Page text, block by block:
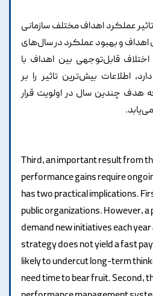
عملکرد اهداف مختلف سازمانی
اهداف و بهبود عملکرد در سال‌های
قابل‌توجهی بین اهداف با
اطلاعات بیش‌ترین تاثیر را بر
هدف چندین سال در اولویت قرار
Third, an important result from
performance gains require
has two practical implications.
public organizations. However,
demand new initiatives each
strategy does not yield a fast
likely to undercut long-term
need time to bear fruit. Second,